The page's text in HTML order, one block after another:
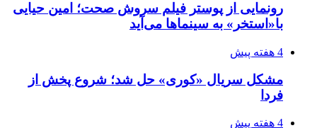
رونمایی از پوستر فیلم سروش صحت؛ امین حیایی
با«استخر» به سینماها می‌آید
4 هفته پیش
مشکل سریال «کوری» حل شد؛ شروع پخش از
فردا
4 هفته پیش